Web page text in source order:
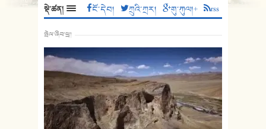
སྡེ་ཚན། ངོ་དེབ། ཀྲུའི་ཀྲར། གུ་ཀུལ།+ rss
སྤེལ་ཞིབ་ཕྲ།